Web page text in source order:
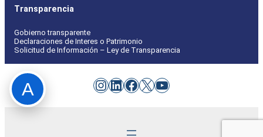
Transparencia
Gobierno transparente
Declaraciones de Interes o Patrimonio
Solicitud de Información – Ley de Transparencia
Instagram
LinkedIn
Facebook
X YouTube
A